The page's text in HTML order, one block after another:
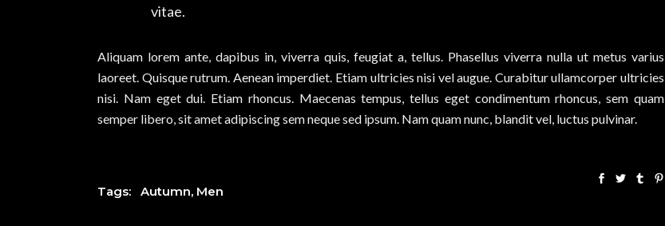
vitae.
Aliquam lorem ante, dapibus in, viverra quis, feugiat a, tellus. Phasellus viverra nulla ut metus varius
laoreet. Quisque rutrum. Aenean imperdiet. Etiam ultricies nisi vel augue. Curabitur ullamcorper ultricies
nisi. Nam eget dui. Etiam rhoncus. Maecenas tempus, tellus eget condimentum rhoncus, sem quam
semper libero, sit amet adipiscing sem neque sed ipsum. Nam quam nunc, blandit vel, luctus pulvinar.
Tags: Autumn, Men